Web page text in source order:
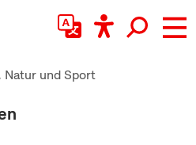
Natur und Sport